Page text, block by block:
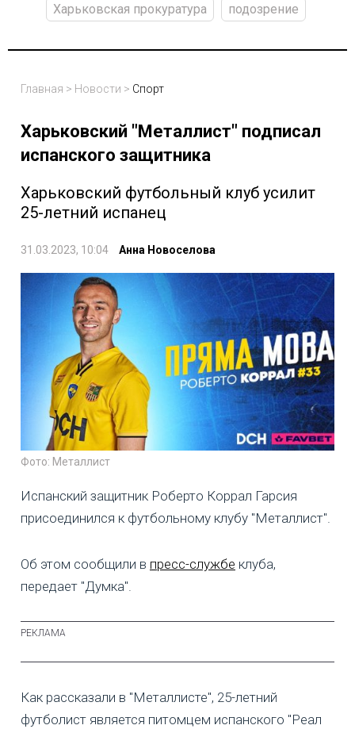
Харьковская прокуратура
подозрение
Главная > Новости > Спорт
Харьковский "Металлист" подписал
испанского защитника
Харьковский футбольный клуб усилит
25-летний испанец
31.03.2023, 10:04 Анна Новоселова
Фото: Металлист
Испанский защитник Роберто Коррал Гарсия
присоединился к футбольному клубу "Металлист".
Об этом сообщили в пресс-службе клуба,
передает "Думка".
Как рассказали в "Металлисте", 25-летний
футболист является питомцем испанского "Реал